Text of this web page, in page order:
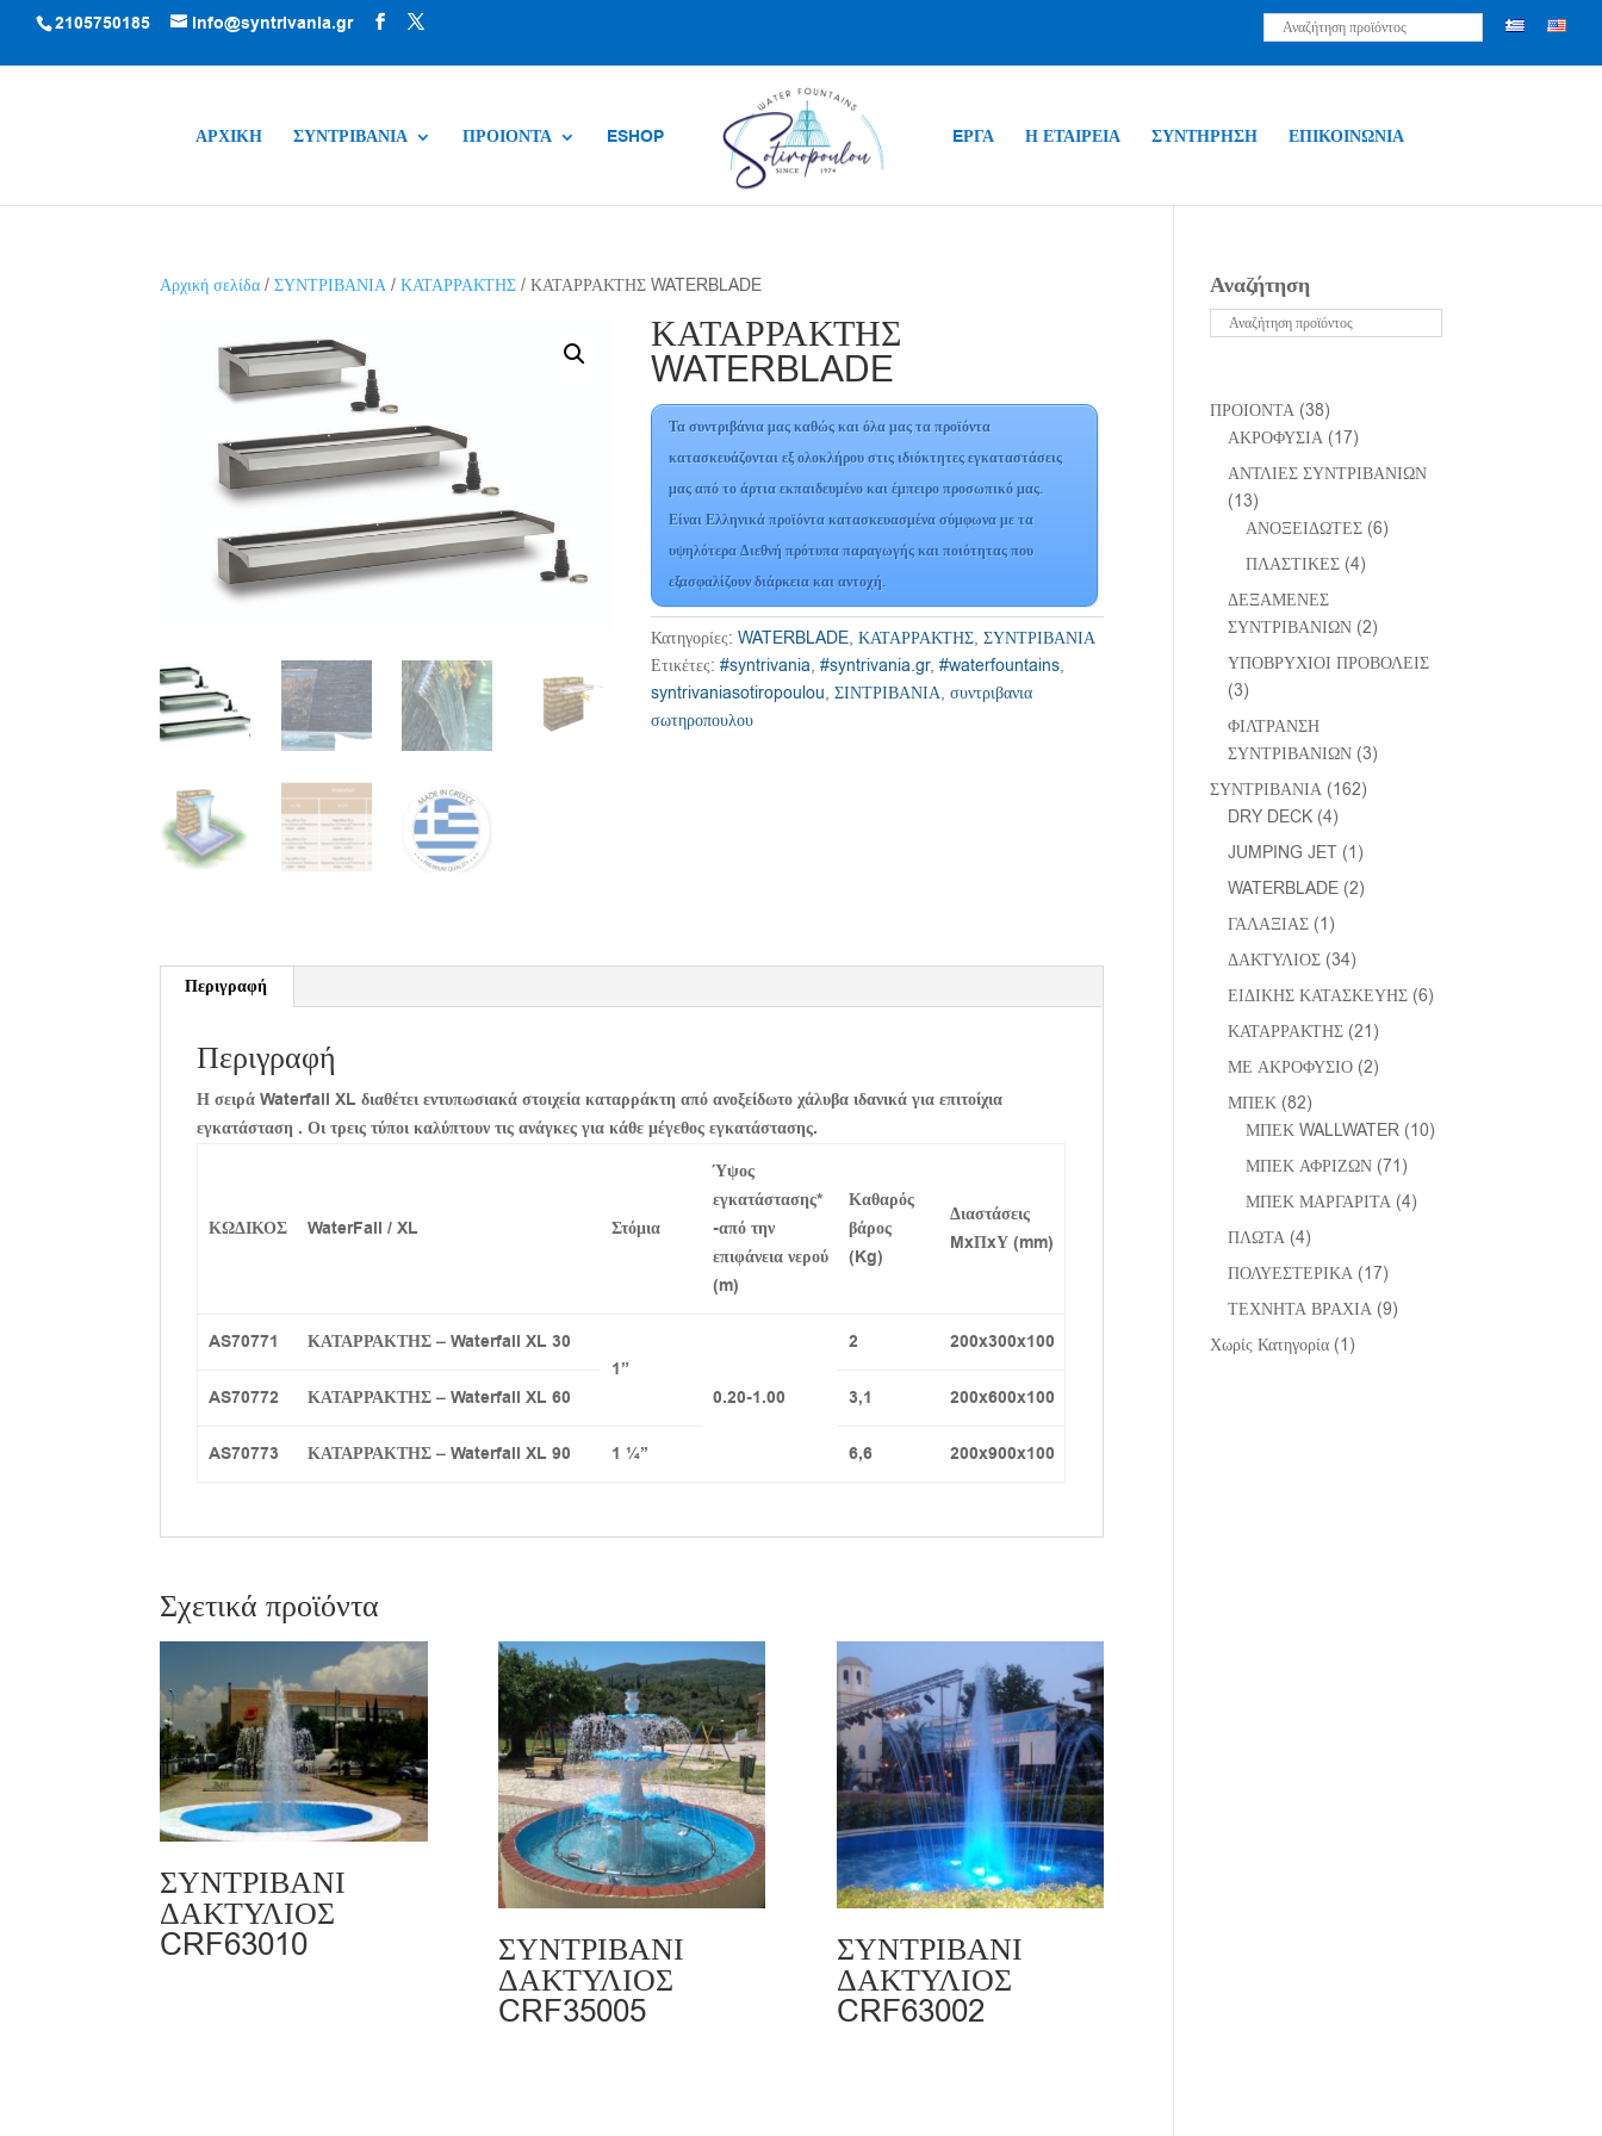
2105750185 info@syntrivania.gr
ΑΡΧΙΚΗ ΣΥΝΤΡΙΒΑΝΙΑ ΠΡΟΙΟΝΤΑ ESHOP EΡΓΑ Η ΕΤΑΙΡΕΙΑ ΣΥΝΤΗΡΗΣΗ ΕΠΙΚΟΙΝΩΝΙΑ
Αρχική σελίδα /ΣΥΝΤΡΙΒΑΝΙΑ /ΚΑΤΑΡΡΑΚΤΗΣ / ΚΑΤΑΡΡΑΚΤΗΣ WATERBLADE
ΚΑΤΑΡΡΑΚΤΗΣ
WATERBLADE
Τα συντριβάνια μας καθώς και όλα μας τα προϊόντα
κατασκευάζονται εξ ολοκλήρου στις ιδιόκτητες εγκαταστάσεις
μας από το άρτια εκπαιδευμένο και έμπειρο προσωπικό μας.
Είναι Ελληνικά προϊόντα κατασκευασμένα σύμφωνα με τα
υψηλότερα Διεθνή πρότυπα παραγωγής και ποιότητας που
εξασφαλίζουν διάρκεια και αντοχή.
Κατηγορίες:WATERBLADE,ΚΑΤΑΡΡΑΚΤΗΣ,ΣΥΝΤΡΙΒΑΝΙΑ
Ετικέτες:#syntrivania,#syntrivania.gr,#waterfountains,
syntrivaniasotiropoulou,ΣΙΝΤΡΙΒΑΝΙΑ,συντριβανια
σωτηροπουλου
Περιγραφή
Περιγραφή
Η σειρά Waterfall XL διαθέτει εντυπωσιακά στοιχεία καταρράκτη από ανοξείδωτο χάλυβα ιδανικά για επιτοίχια
εγκατάσταση . Οι τρεις τύποι καλύπτουν τις ανάγκες για κάθε μέγεθος εγκατάστασης.
ΚΩΔΙΚΟΣ WaterFall / XL Στόμια
Ύψος
εγκατάστασης*
-από την
επιφάνεια νερού
(m)
Καθαρός
βάρος
(Kg)
Διαστάσεις
MxΠxΥ (mm)
AS70771
ΚΑΤΑΡΡΑΚΤΗΣ – Waterfall XL 30
1”
0.20-1.00
2 200x300x100
AS70772 ΚΑΤΑΡΡΑΚΤΗΣ – Waterfall XL 60 3,1 200x600x100
AS70773 ΚΑΤΑΡΡΑΚΤΗΣ – Waterfall XL 90 1 ¼’’ 6,6 200x900x100
Σχετικά προϊόντα
ΣΥΝΤΡΙΒΑΝΙ
ΔΑΚΤΥΛΙΟΣ
CRF63010 ΣΥΝΤΡΙΒΑΝΙ
ΔΑΚΤΥΛΙΟΣ
CRF35005
ΣΥΝΤΡΙΒΑΝΙ
ΔΑΚΤΥΛΙΟΣ
CRF63002
Αναζήτηση
ΠΡΟΙΟΝΤΑ (38)
ΑΚΡΟΦΥΣΙΑ (17)
ΑΝΤΛΙΕΣ ΣΥΝΤΡΙΒΑΝΙΩΝ
(13)
ΑΝΟΞΕΙΔΩΤΕΣ (6)
ΠΛΑΣΤΙΚΕΣ (4)
ΔΕΞΑΜΕΝΕΣ
ΣΥΝΤΡΙΒΑΝΙΩΝ (2)
ΥΠΟΒΡΥΧΙΟΙ ΠΡΟΒΟΛΕΙΣ
(3)
ΦΙΛΤΡΑΝΣΗ
ΣΥΝΤΡΙΒΑΝΙΩΝ (3)
ΣΥΝΤΡΙΒΑΝΙΑ (162)
DRY DECK (4)
JUMPING JET (1)
WATERBLADE (2)
ΓΑΛΑΞΙΑΣ (1)
ΔΑΚΤΥΛΙΟΣ (34)
ΕΙΔΙΚΗΣ ΚΑΤΑΣΚΕΥΗΣ (6)
ΚΑΤΑΡΡΑΚΤΗΣ (21)
ΜΕ ΑΚΡΟΦΥΣΙΟ (2)
ΜΠΕΚ (82)
ΜΠΕΚ WALLWATER (10)
ΜΠΕΚ ΑΦΡΙΖΩΝ (71)
ΜΠΕΚ ΜΑΡΓΑΡΙΤΑ (4)
ΠΛΩΤΑ (4)
ΠΟΛΥΕΣΤΕΡΙΚΑ (17)
ΤΕΧΝΗΤΑ ΒΡΑΧΙΑ (9)
Χωρίς Κατηγορία (1)